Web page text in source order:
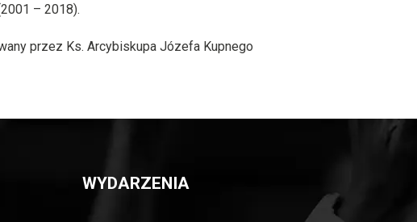
– 2018).
przez Ks. Arcybiskupa Józefa Kupnego
WYDARZENIA